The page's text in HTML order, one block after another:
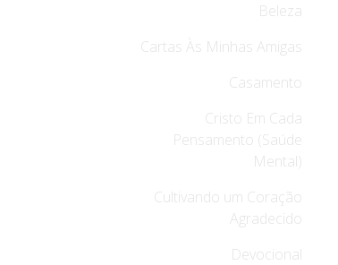
Beleza
Cartas Às Minhas Amigas
Casamento
Cristo Em Cada
Pensamento (Saúde
Mental)
Cultivando um Coração
Agradecido
Devocional